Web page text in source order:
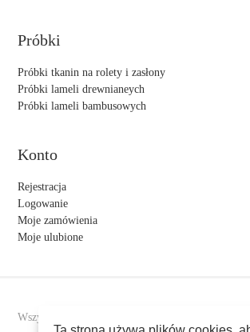
Próbki
Próbki tkanin na rolety i zasłony
Próbki lameli drewnianeych
Próbki lameli bambusowych
Konto
Rejestracja
Logowanie
Moje zamówienia
Moje ulubione
Wszystkie prawa zastrzeżone